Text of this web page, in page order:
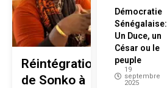
Réintégration
de Sonko à
Démocratie
Sénégalaise:
Un Duce, un
César ou le
peuple
19
septembre
2025